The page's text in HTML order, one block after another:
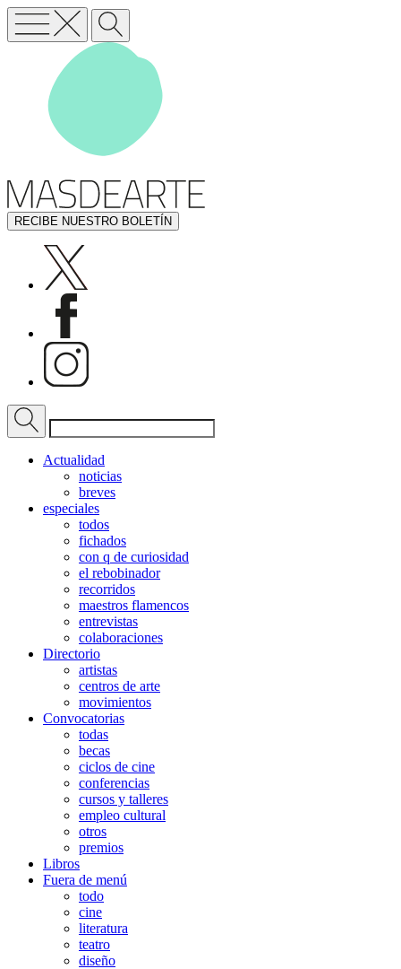
RECIBE NUESTRO BOLETÍN
Actualidad
noticias
breves
especiales
todos
fichados
con q de curiosidad
el rebobinador
recorridos
maestros flamencos
entrevistas
colaboraciones
Directorio
artistas
centros de arte
movimientos
Convocatorias
todas
becas
ciclos de cine
conferencias
cursos y talleres
empleo cultural
otros
premios
Libros
Fuera de menú
todo
cine
literatura
teatro
diseño